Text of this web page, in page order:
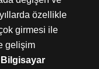
özellikle
girmesi ile
gelişim